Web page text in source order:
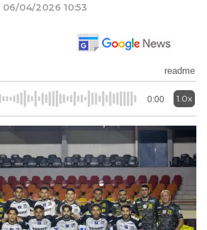
04/2026 10:53
readme
0:00 1.0x